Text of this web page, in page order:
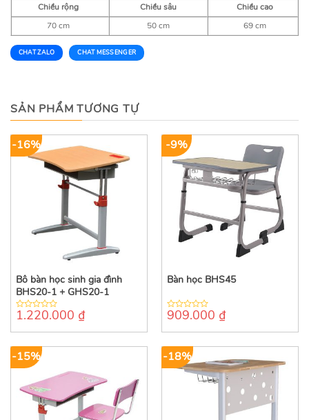
Chiều rộng
Chiều sâu
Chiều cao
70 cm
50 cm 69 cm
CHAT ZALO CHAT MESSENGER
SẢN PHẨM TƯƠNG TỰ
-16%
Bô bàn học sinh gia đình
BHS20-1 + GHS20-1
0
of
1.220.000 ₫
-9%
Bàn học BHS45
0
of
909.000 ₫
-15% -18%